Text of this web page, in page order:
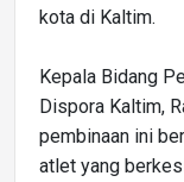
kota di Kaltim.
Kepala Bidang
Dispora Kaltim,
pembinaan ini
atlet yang